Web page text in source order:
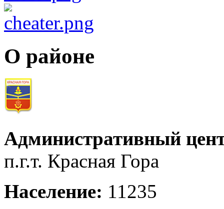
О районе
Административный
п.г.т. Красная Гора
Население: 11235